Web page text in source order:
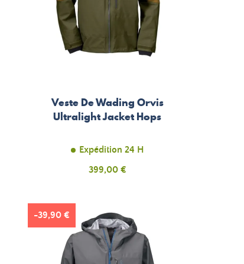
Veste De Wading Orvis
Ultralight Jacket Hops
Expédition 24 H
Prix
399,00 €
-39,90 €